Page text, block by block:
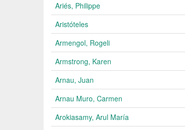
Ariés, Philippe
Aristóteles
Armengol, Rogeli
Armstrong, Karen
Arnau, Juan
Arnau Muro, Carmen
Arokiasamy, Arul María